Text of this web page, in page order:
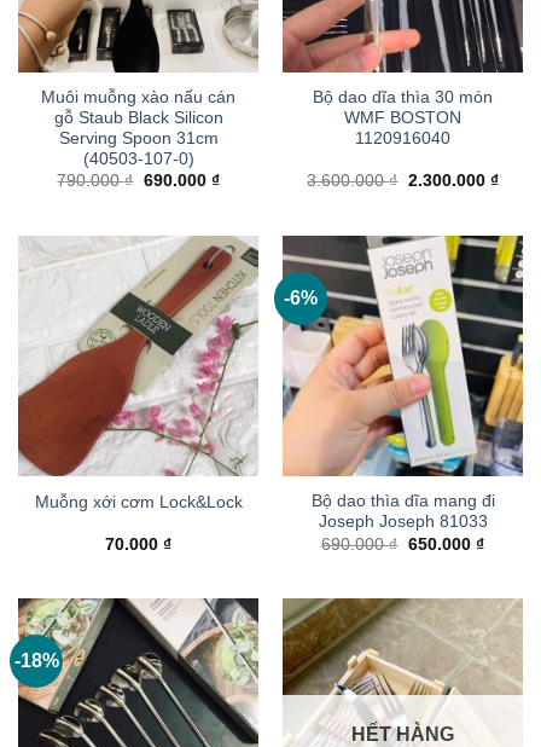
Muôi muỗng xào nấu cán
gỗ Staub Black Silicon
Serving Spoon 31cm
(40503-107-0)
790.000₫ Giá
690.000 ₫Giá
690.000 ₫.
Bộ dao dĩa thìa 30 món
WMF BOSTON
1120916040
3.600.000₫ Giá
2.300.000 ₫Giá
Muỗng xới cơm Lock&Lock
70.000 ₫
-6%
Bộ dao thìa dĩa mang đi
Joseph Joseph 81033
690.000₫ Giá
650.000 ₫Giá
-18%
HẾT HÀNG